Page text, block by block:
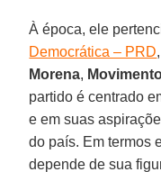
À época, ele
Democrática – PRD
Morena,
partido é centrado
e em suas
do país. Em termos
depende de sua